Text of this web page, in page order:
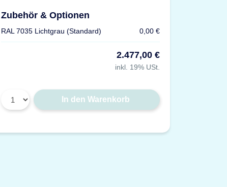
Zubehör & Optionen
RAL 7035 Lichtgrau (Standard) 0,00 €
2.477,00 €
inkl. 19% USt.
In den Warenkorb